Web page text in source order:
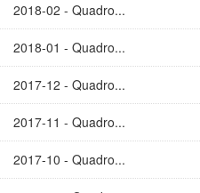
2018-02 - Quadro...
2018-01 - Quadro...
2017-12 - Quadro...
2017-11 - Quadro...
2017-10 - Quadro...